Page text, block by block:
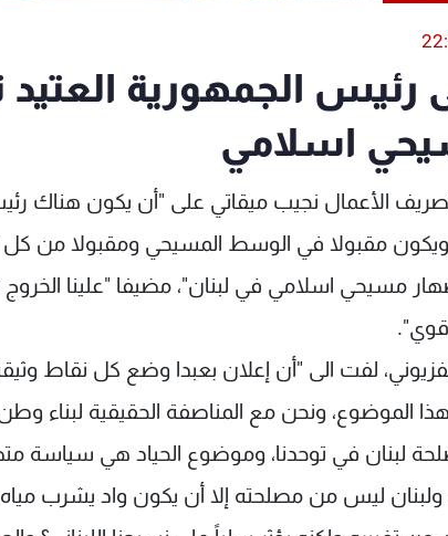
رئيس الجمهورية
اسلامي
الأعمال نجيب ميقاتي على "أن يكون هناك
مقبولا في الوسط المسيحي ومقبولا من كل
مسيحي اسلامي في لبنان"، مضيفا "علينا
لفت الى "أن إعلان بعبدا وضع كل نقاط
الموضوع، ونحن مع المناصفة الحقيقية لبناء
لبنان في توحدنا، وموضوع الحياد هي سياسة
ولبنان ليس من مصلحته إلا أن يكون واد يشرب مياه